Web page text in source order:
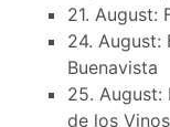
21. August:
24. August:
Buenavista
25. August:
de los Vinos